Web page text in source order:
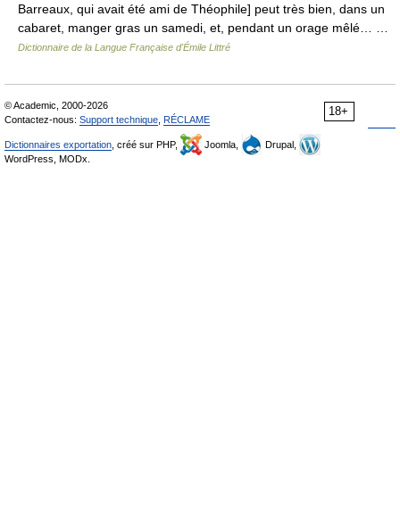
Barreaux, qui avait été ami de Théophile] peut très bien, dans un
cabaret, manger gras un samedi, et, pendant un orage mêlé… …
Dictionnaire de la Langue Française d'Émile Littré
18+
© Academic, 2000-2026
Contactez-nous: Support technique RÉCLAME
Dictionnaires exportation , créé sur PHP, Joomla,
Drupal,
WordPress, MODx.